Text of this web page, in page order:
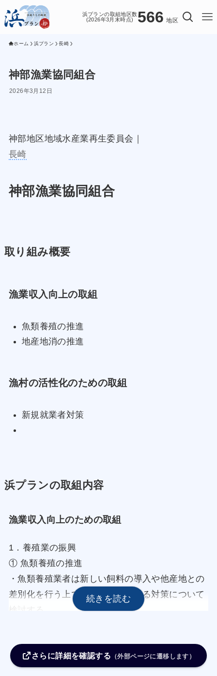
浜プランの取組地区数
(2026年3月末時点)
566 地区
ホーム 浜プラン 長崎
神部漁業協同組合
2026年3月12日
神部地区地域水産業再生委員会｜
長崎
神部漁業協同組合
取り組み概要
漁業収入向上の取組
魚類養殖の推進
地産地消の推進
漁村の活性化のための取組
新規就業者対策
浜プランの取組内容
漁業収入向上のための取組
1．養殖業の振興
① 魚類養殖の推進
・魚類養殖業者は新しい飼料の導入や他産地との
差別化を行う上で有効と考えられる対策について
4
さらに詳細を確認する （外部ページに遷移します）